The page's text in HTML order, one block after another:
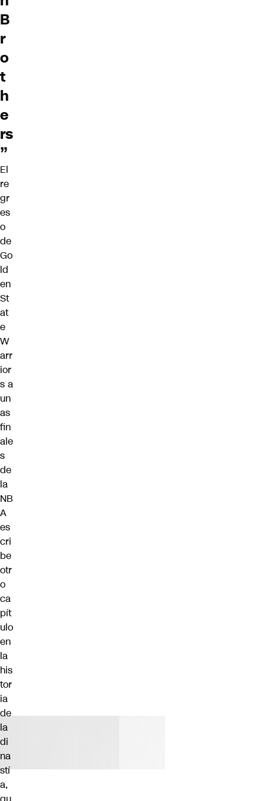
B
r
o
t
h
e
rs
”
El
re
gr
es
o
de
Go
ld
en
St
at
e
W
arr
ior
s a
un
as
fin
ale
s
de
la
NB
A
es
cri
be
otr
o
ca
pít
ulo
en
la
his
tor
ia
de
la
di
na
stí
a,